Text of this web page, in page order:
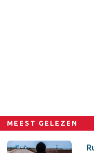
MEEST GELEZEN